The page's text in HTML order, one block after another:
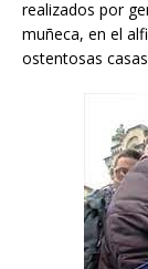
realizados por
muñeca, en el
ostentosas